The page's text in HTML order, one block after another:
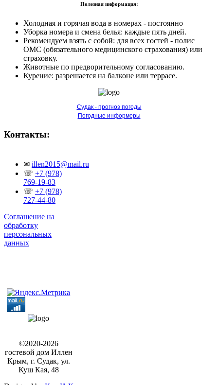
Полезная информация:
Холодная и горячая вода в номерах - постоянно
Уборка номера и смена белья: каждые пять дней.
Рекомендуем взять с собой: для всех гостей - полис
ОМС (обязательного медицинского страхования) или
страховку.
Животные по предворительному согласованию.
Курение: разрешается на балконе или террасе.
Судак - прогноз погоды
Погодные информеры
Контакты:
✉ illen2015@mail.ru
☏ +7 (978)
769-19-83
☏ +7 (978)
727-44-80
Соглашение на
обработку
персональных
данных
©2020-2026
гостевой дом Иллен
Крым, г. Судак, ул.
Куш Кая, 48